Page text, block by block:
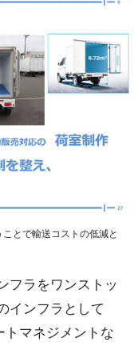
とで輸送コストの低減と
フラをワンストッ
インフラとして
トマネジメントな